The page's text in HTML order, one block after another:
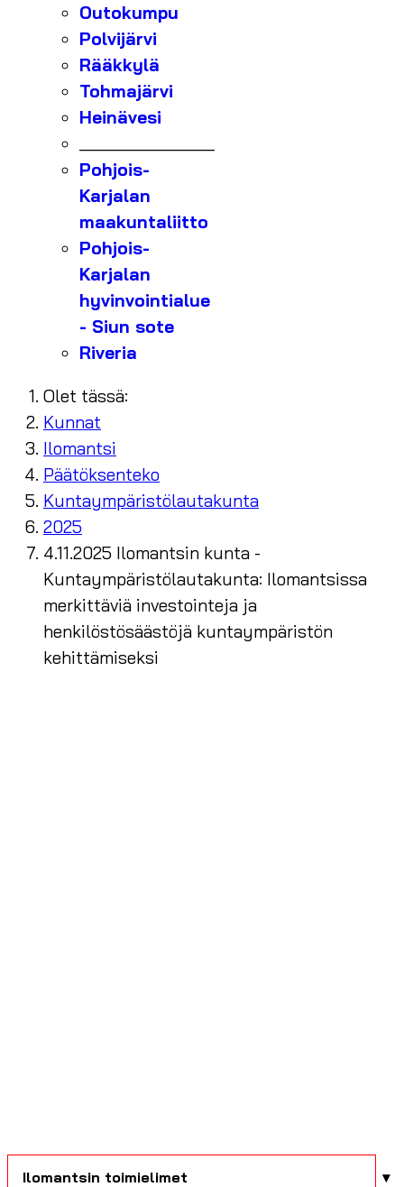
Outokumpu
Polvijärvi
Rääkkylä
Tohmajärvi
Heinävesi
Pohjois-
Karjalan
maakuntaliitto
Pohjois-
Karjalan
hyvinvointialue
- Siun sote
Riveria
Olet tässä:
Kunnat
Ilomantsi
Päätöksenteko
Kuntaympäristölautakunta
2025
4.11.2025 Ilomantsin kunta -
Kuntaympäristölautakunta: Ilomantsissa
merkittäviä investointeja ja
henkilöstösäästöjä kuntaympäristön
kehittämiseksi
Ilomantsin toimielimet